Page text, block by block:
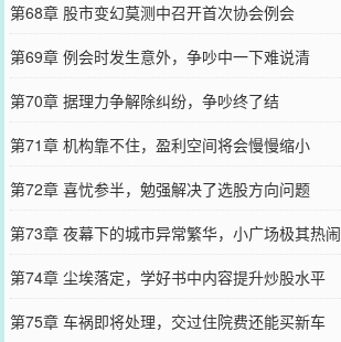
第68章 股市变幻莫测中召开首次协会例会
第69章 例会时发生意外，争吵中一下难说清
第70章 据理力争解除纠纷，争吵终了结
第71章 机构靠不住，盈利空间将会慢慢缩小
第72章 喜忧参半，勉强解决了选股方向问题
第73章 夜幕下的城市异常繁华，小广场极其热闹
第74章 尘埃落定，学好书中内容提升炒股水平
第75章 车祸即将处理，交过住院费还能买新车